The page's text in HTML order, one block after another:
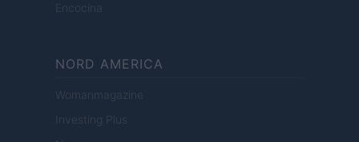
Encocina
NORD AMERICA
Womanmagazine
Investing Plus